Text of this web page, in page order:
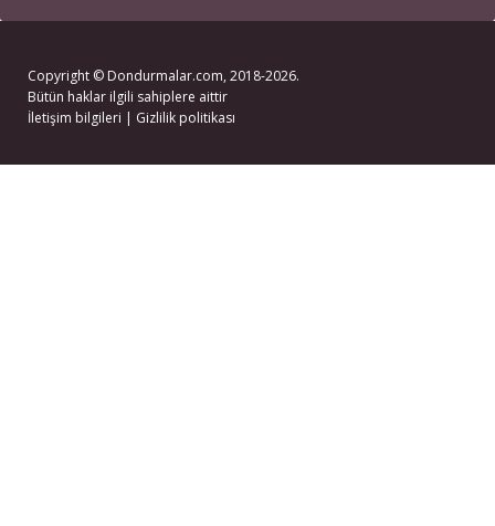
Copyright © Dondurmalar.com, 2018-2026.
Bütün haklar ilgili sahiplere aittir
İletişim bilgileri | Gizlilik politikası